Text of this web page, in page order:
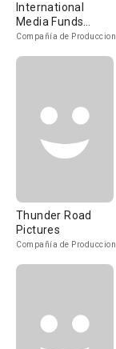
International
Media Funds
Management
Compañía de Produccion
Thunder Road
Pictures
Compañía de Produccion